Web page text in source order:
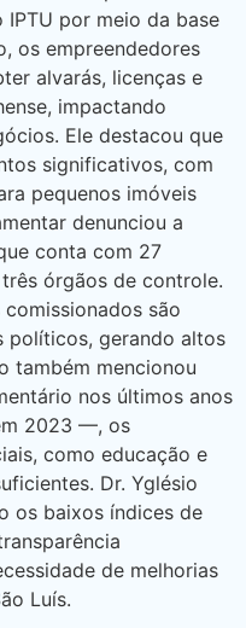
por meio da base
os empreendedores
alvarás, licenças e
impactando
Ele destacou que
significativos, com
pequenos imóveis
denunciou a
conta com 27
órgãos de controle.
são
políticos, gerando altos
também mencionou
nos últimos anos
2023 —, os
como educação e
Dr. Yglésio
os baixos índices de
de melhorias
Luís.